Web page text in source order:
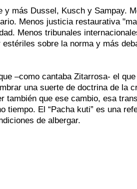
y más Dussel, Kusch y Sampay.
Menos justicia restaurativa
Menos tribunales
sobre la norma y más
–como cantaba Zitarrosa- el
una suerte de doctrina de la
también que ese cambio, esa
tiempo. El “Pacha kuti” es una
de albergar.